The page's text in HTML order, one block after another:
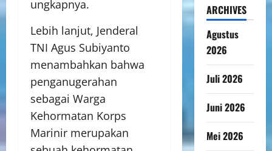
ungkapnya.
Lebih lanjut, Jenderal
TNI Agus Subiyanto
menambahkan bahwa
penganugerahan
sebagai Warga
Kehormatan Korps
Marinir merupakan
ARCHIVES
Agustus
2026
Juli 2026
Juni 2026
Mei 2026